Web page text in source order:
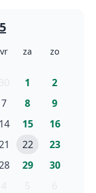
vr za zo
1 2
7 8 9
14 15 16
22 23
29 30